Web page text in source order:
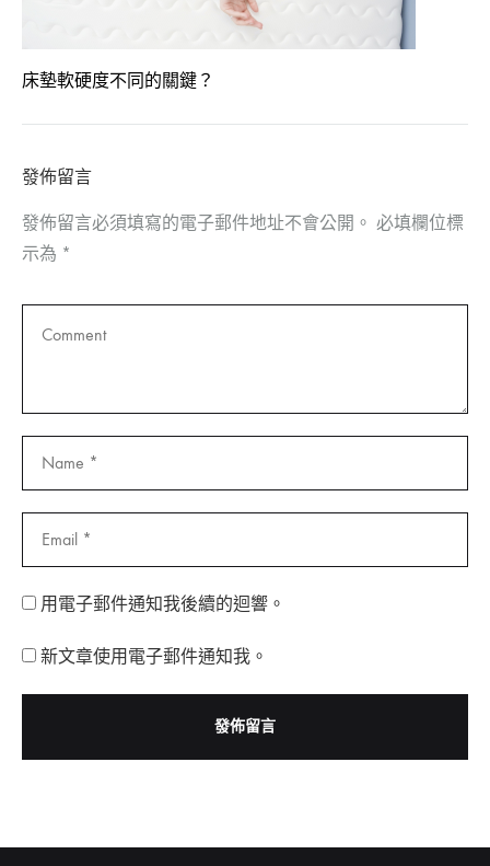
床墊軟硬度不同的關鍵？
發佈留言
發佈留言必須填寫的電子郵件地址不會公開。 必填欄位標
示為 *
用電子郵件通知我後續的迴響。
新文章使用電子郵件通知我。